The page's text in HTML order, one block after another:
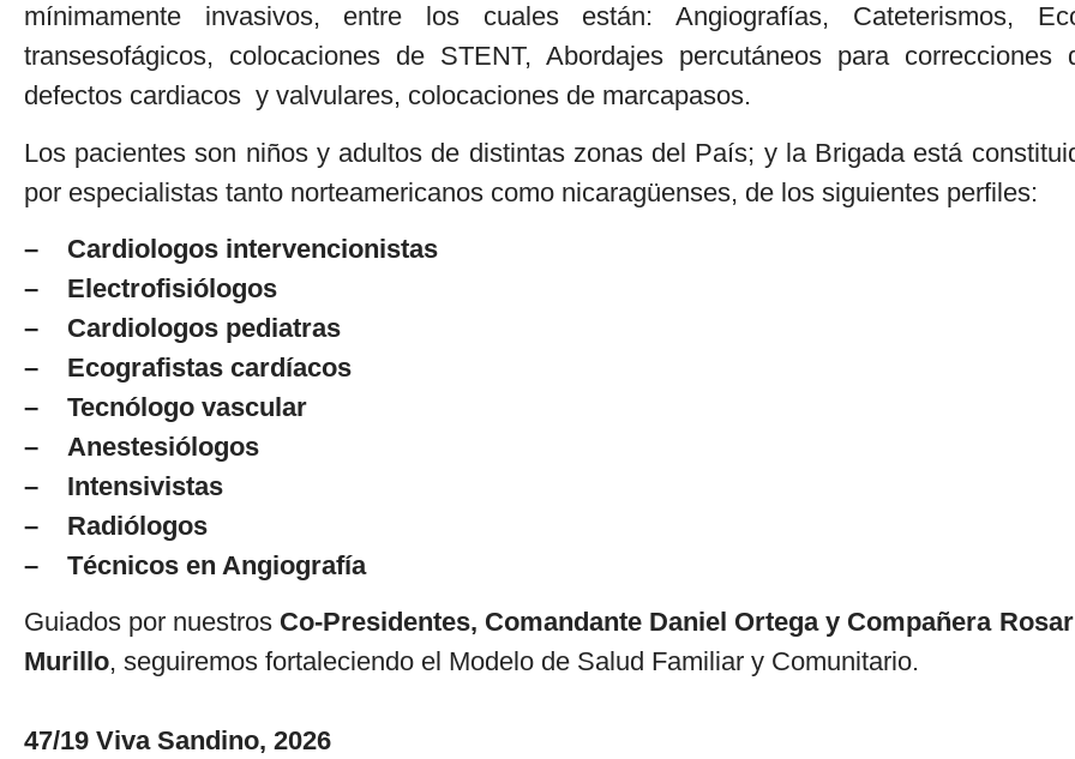
mínimamente invasivos, entre los cuales están: Angiografías, Cateterismos,
transesofágicos, colocaciones de STENT, Abordajes percutáneos para correcciones
defectos cardiacos y valvulares, colocaciones de marcapasos.
Los pacientes son niños y adultos de distintas zonas del País; y la Brigada está
por especialistas tanto norteamericanos como nicaragüenses, de los siguientes perfiles:
– Cardiologos intervencionistas
– Electrofisiólogos
– Cardiologos pediatras
– Ecografistas cardíacos
– Tecnólogo vascular
– Anestesiólogos
– Intensivistas
– Radiólogos
– Técnicos en Angiografía
Guiados por nuestros Co-Presidentes, Comandante Daniel Ortega y Compañera
Murillo, seguiremos fortaleciendo el Modelo de Salud Familiar y Comunitario.
47/19 Viva Sandino, 2026